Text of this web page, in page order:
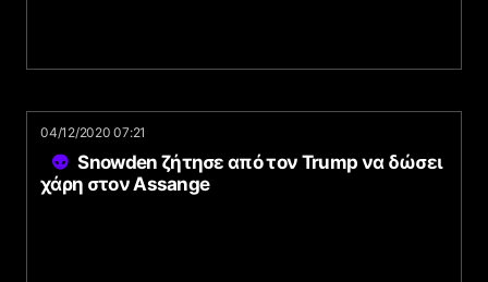
04/12/2020 07:21
Snowden ζήτησε από τον Trump να δώσει
χάρη στον Assange